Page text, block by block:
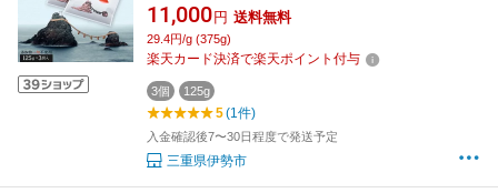
11,000 円 送料無料
29.4円/g (375g)
楽天カード決済で楽天ポイント付与
3個 125g
5(1件)
入金確認後7〜30日程度で発送予定
三重県伊勢市